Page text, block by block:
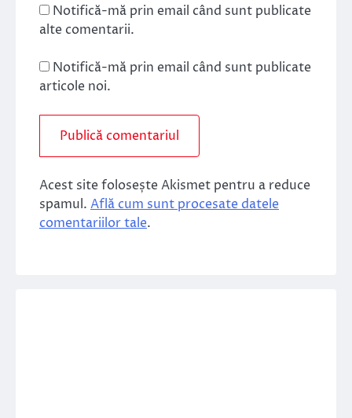
Notifică-mă prin email când sunt publicate
alte comentarii.
Notifică-mă prin email când sunt publicate
articole noi.
Acest site folosește Akismet pentru a reduce
spamul. Află cum sunt procesate datele
comentariilor tale.